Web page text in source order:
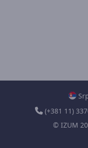
(+381 11)
© IZUM